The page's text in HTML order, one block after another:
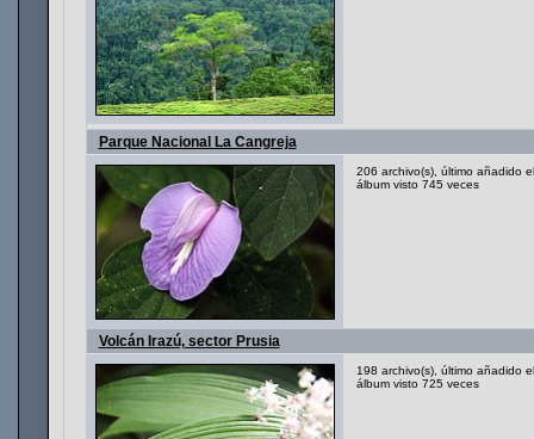
Parque Nacional La Cangreja
206 archivo(s), último añadido
álbum visto 745 veces
Volcán Irazú, sector Prusia
198 archivo(s), último añadido
álbum visto 725 veces